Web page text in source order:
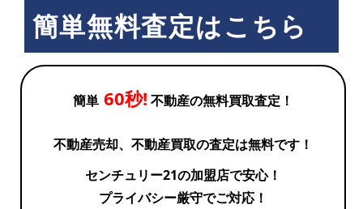
簡単無料査定はこちら
簡単 60秒! 不動産の無料買取査定！
不動産売却、不動産買取の査定は無料です！
センチュリー21の加盟店で安心！
プライバシー厳守でご対応！